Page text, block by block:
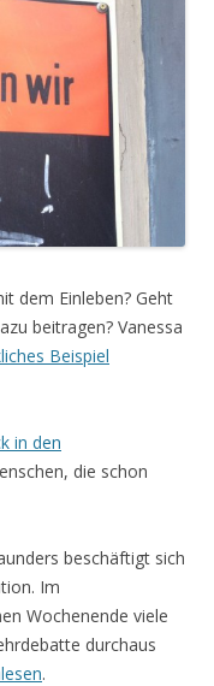
dem Einleben? Geht
beitragen? Vanessa
Beispiel
in den
die schon
beschäftigt sich
Im
Wochenende viele
durchaus
.